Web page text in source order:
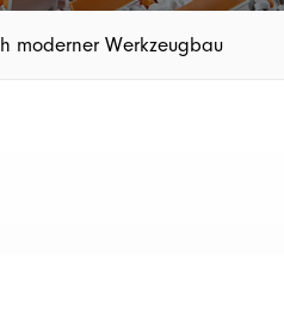
moderner Werkzeugbau